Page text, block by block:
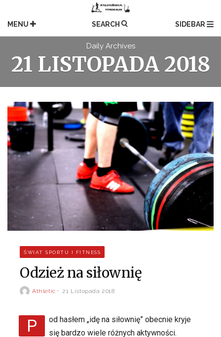
content
MENU SEARCH SIDEBAR
Daily Archives
21 LISTOPADA 2018
ŚWIAT SPORTU I FITNESS
Odzież na siłownię
Athletic 21 Listopada 2018
Pod hasłem „idę na siłownię” obecnie kryje
się bardzo wiele różnych aktywności.